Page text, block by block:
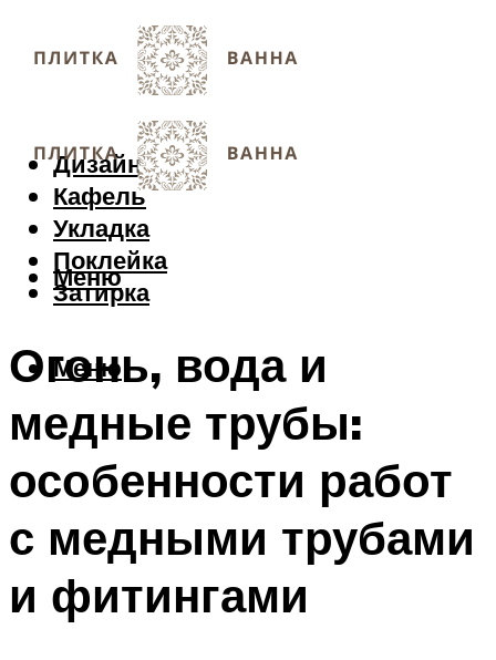
Дизайн
Кафель
Укладка
Поклейка
Затирка
Меню
Меню
Огонь, вода и
медные трубы:
особенности работ
с медными трубами
и фитингами